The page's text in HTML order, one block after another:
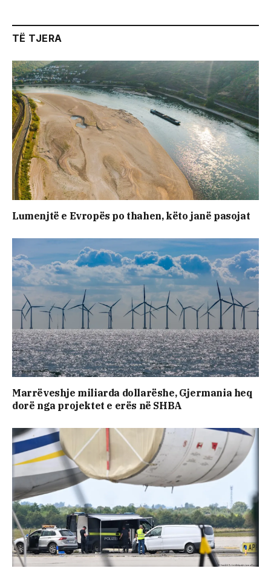
TË TJERA
Lumenjtë e Evropës po thahen, këto janë pasojat
Marrëveshje miliarda dollarëshe, Gjermania heq
dorë nga projektet e erës në SHBA